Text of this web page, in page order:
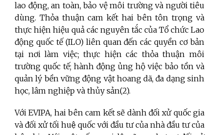
lao động, an toàn, bảo vệ môi trường và người tiêu
dùng. Thỏa thuận cam kết hai bên tôn trọng và
thực hiện hiệu quả các nguyên tắc của Tổ chức Lao
động quốc tế (ILO) liên quan đến các quyền cơ bản
tại nơi làm việc; thực hiện các thỏa thuận môi
trường quốc tế; hành động ủng hộ việc bảo tồn và
quản lý bền vững động vật hoang dã, đa dạng sinh
học, lâm nghiệp và thủy sản(2).
Với EVIPA, hai bên cam kết sẽ dành đối xử quốc gia
và đối xử tối huệ quốc với đầu tư của nhà đầu tư của